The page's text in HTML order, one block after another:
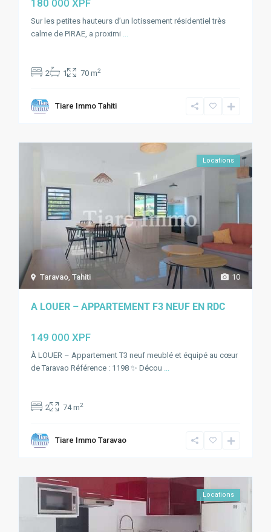
180 000 XPF
Sur les petites hauteurs d’un lotissement résidentiel très
calme de PIRAE, a proximi ...
2 1 70 m2
Tiare Immo Tahiti
10
Taravao,Tahiti
Locations
A LOUER – APPARTEMENT F3 NEUF EN RDC
149 000 XPF
À LOUER – Appartement T3 neuf meublé et équipé au cœur
de Taravao Référence : 1198 ✨ Décou ...
2 74 m2
Tiare Immo Taravao
Locations